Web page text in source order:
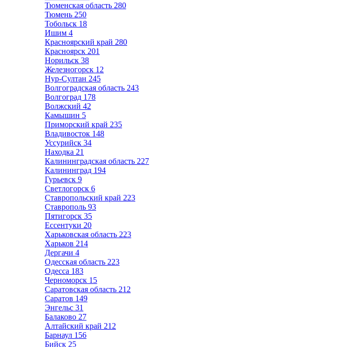
Тюменская область 280
Тюмень 250
Тобольск 18
Ишим 4
Красноярский край 280
Красноярск 201
Норильск 38
Железногорск 12
Нур-Султан 245
Волгоградская область 243
Волгоград 178
Волжский 42
Камышин 5
Приморский край 235
Владивосток 148
Уссурийск 34
Находка 21
Калининградская область 227
Калининград 194
Гурьевск 9
Светлогорск 6
Ставропольский край 223
Ставрополь 93
Пятигорск 35
Ессентуки 20
Харьковская область 223
Харьков 214
Дергачи 4
Одесская область 223
Одесса 183
Черноморск 15
Саратовская область 212
Саратов 149
Энгельс 31
Балаково 27
Алтайский край 212
Барнаул 156
Бийск 25